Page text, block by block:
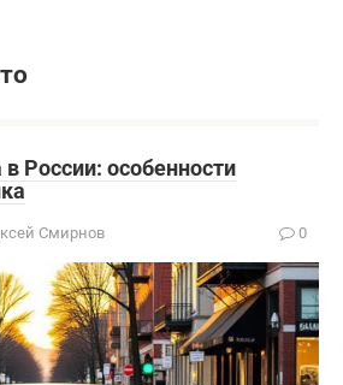
России: особенности
Смирнов 0